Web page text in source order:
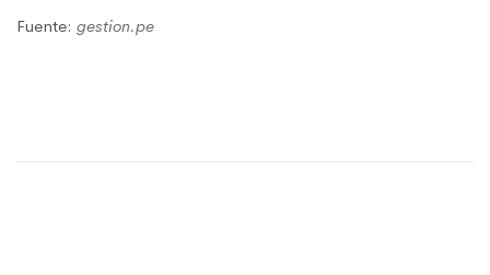
Fuente: gestion.pe